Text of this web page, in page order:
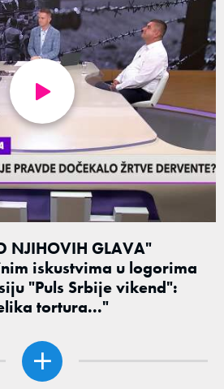
NJIHOVIH GLAVA"
iskustvima u logorima
"Puls Srbije vikend":
tortura..."